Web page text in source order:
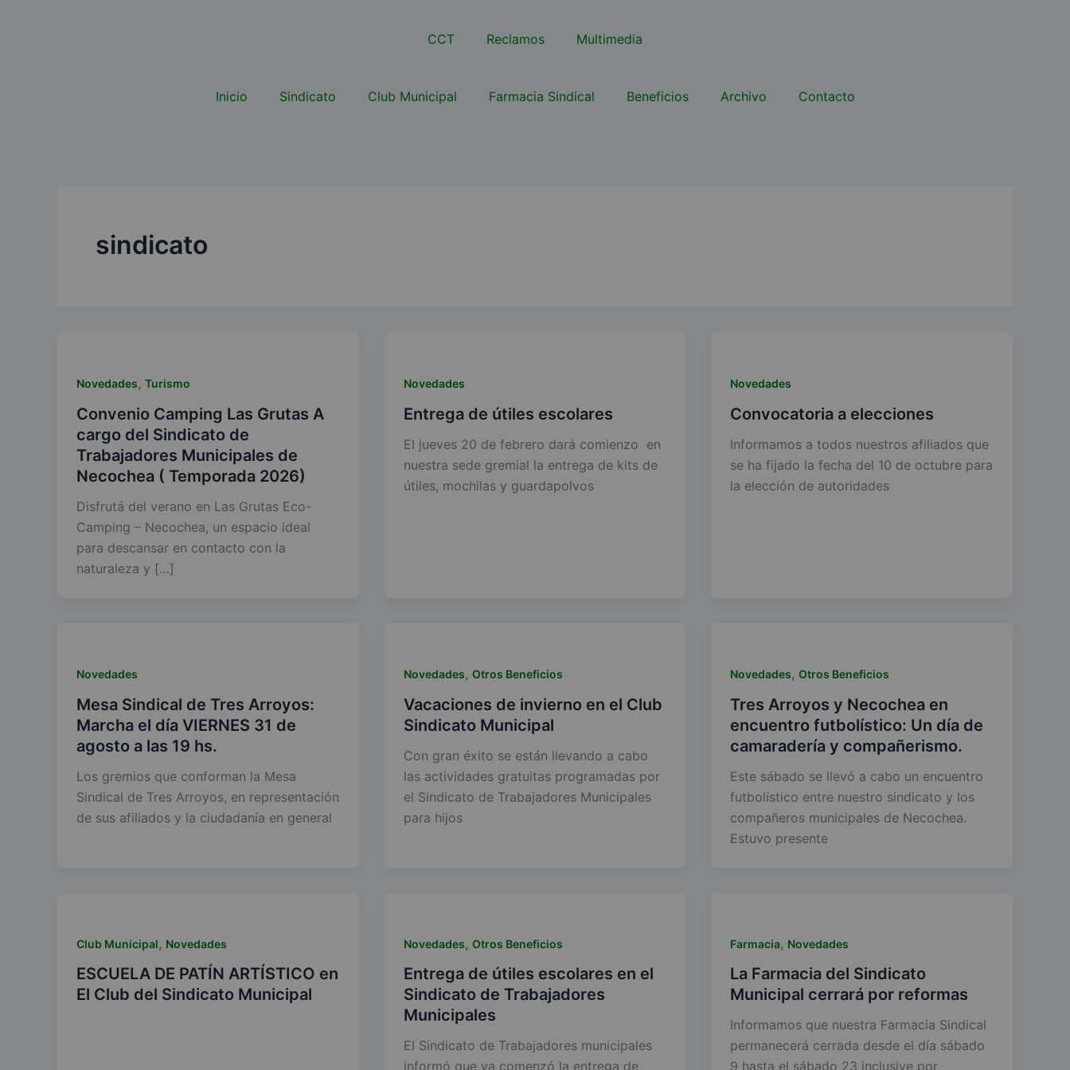
CCT Reclamos Multimedia
Inicio Sindicato Club Municipal Farmacia Sindical Beneficios Archivo Contacto
sindicato
Novedades, Turismo
Convenio Camping Las Grutas A
cargo del Sindicato de
Trabajadores Municipales de
Necochea ( Temporada 2026)
Disfrutá del verano en Las Grutas Eco-
Camping – Necochea, un espacio ideal
para descansar en contacto con la
naturaleza y […]
Novedades
Entrega de útiles escolares
El jueves 20 de febrero dará comienzo en
nuestra sede gremial la entrega de kits de
útiles, mochilas y guardapolvos
Novedades
Convocatoria a elecciones
Informamos a todos nuestros afiliados que
se ha fijado la fecha del 10 de octubre para
la elección de autoridades
Novedades
Mesa Sindical de Tres Arroyos:
Marcha el día VIERNES 31 de
agosto a las 19 hs.
Los gremios que conforman la Mesa
Sindical de Tres Arroyos, en representación
de sus afiliados y la ciudadanía en general
Novedades, Otros Beneficios
Vacaciones de invierno en el Club
Sindicato Municipal
Con gran éxito se están llevando a cabo
las actividades gratuitas programadas por
el Sindicato de Trabajadores Municipales
para hijos
Novedades,Otros Beneficios
Tres Arroyos y Necochea en
encuentro futbolístico: Un día de
camaradería y compañerismo.
Este sábado se llevó a cabo un encuentro
futbolístico entre nuestro sindicato y los
compañeros municipales de Necochea.
Estuvo presente
Club Municipal, Novedades
ESCUELA DE PATÍN ARTÍSTICO en
El Club del Sindicato Municipal
Novedades, Otros Beneficios
Entrega de útiles escolares en el
Sindicato de Trabajadores
Municipales
El Sindicato de Trabajadores municipales
informó que ya comenzó la entrega de
Farmacia, Novedades
La Farmacia del Sindicato
Municipal cerrará por reformas
Informamos que nuestra Farmacia Sindical
permanecerá cerrada desde el día sábado
9 hasta el sábado 23 inclusive por